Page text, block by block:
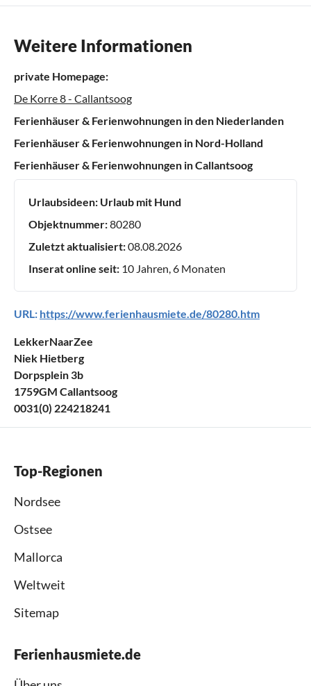
Weitere Informationen
private Homepage:
De Korre 8 - Callantsoog
Ferienhäuser & Ferienwohnungen in den Niederlanden
Ferienhäuser & Ferienwohnungen in Nord-Holland
Ferienhäuser & Ferienwohnungen in Callantsoog
Urlaubsideen: Urlaub mit Hund
Objektnummer:80280
Zuletzt aktualisiert:08.08.2026
Inserat online seit: 10 Jahren, 6 Monaten
URL: https://www.ferienhausmiete.de/80280.htm
LekkerNaarZee
Niek Hietberg
Dorpsplein 3b
1759GM Callantsoog
0031(0) 224218241
Top-Regionen
Nordsee
Ostsee
Mallorca
Weltweit
Sitemap
Ferienhausmiete.de